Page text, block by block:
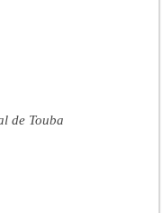
de Touba